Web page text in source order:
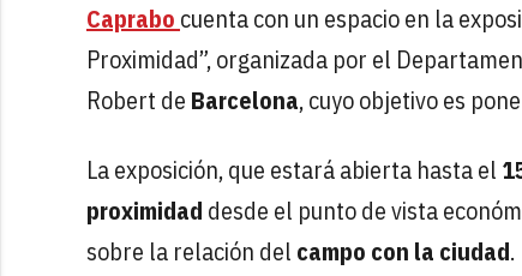
Caprabo cuenta con un espacio en la
Proximidad”, organizada por el
Robert de Barcelona, cuyo objetivo es
La exposición, que estará abierta hasta el
proximidad desde el punto de vista
sobre la relación del campo con la ciudad.